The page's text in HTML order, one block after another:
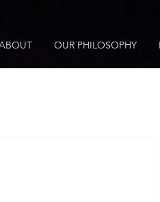
OUR PHILOSOPHY